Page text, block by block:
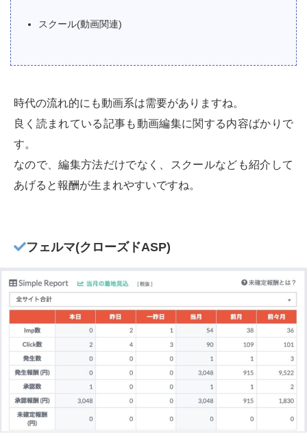
スクール(動画関連)
時代の流れ的にも動画系は需要がありますね。
良く読まれている記事も動画編集に関する内容ばかりで
す。
なので、編集方法だけでなく、スクールなども紹介して
あげると報酬が生まれやすいですね。
フェルマ(クローズドASP)